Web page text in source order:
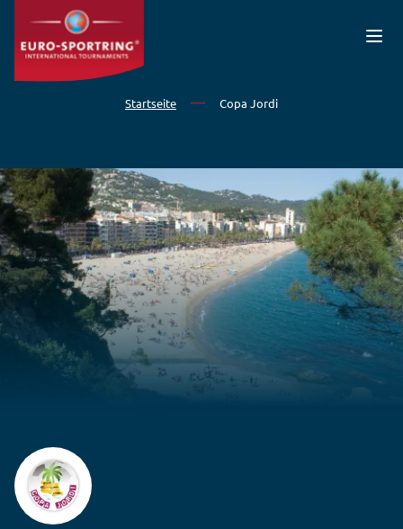
Direkt zum Inhalt
Startseite Copa Jordi